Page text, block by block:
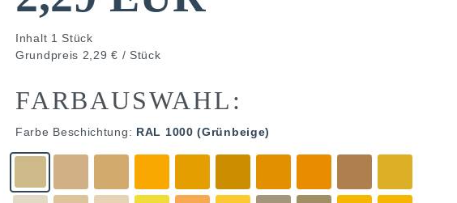
Inhalt 1 Stück
Grundpreis 2,29 € / Stück
FARBAUSWAHL:
Farbe Beschichtung: RAL 1000 (Grünbeige)